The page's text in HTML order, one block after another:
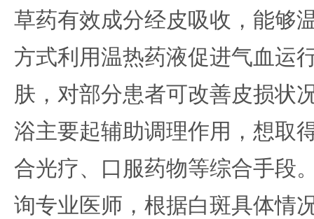
草药有效成分经皮吸收，能够
方式利用温热药液促进气血运
肤，对部分患者可改善皮损状
浴主要起辅助调理作用，想取
合光疗、口服药物等综合手段
询专业医师，根据白斑具体情